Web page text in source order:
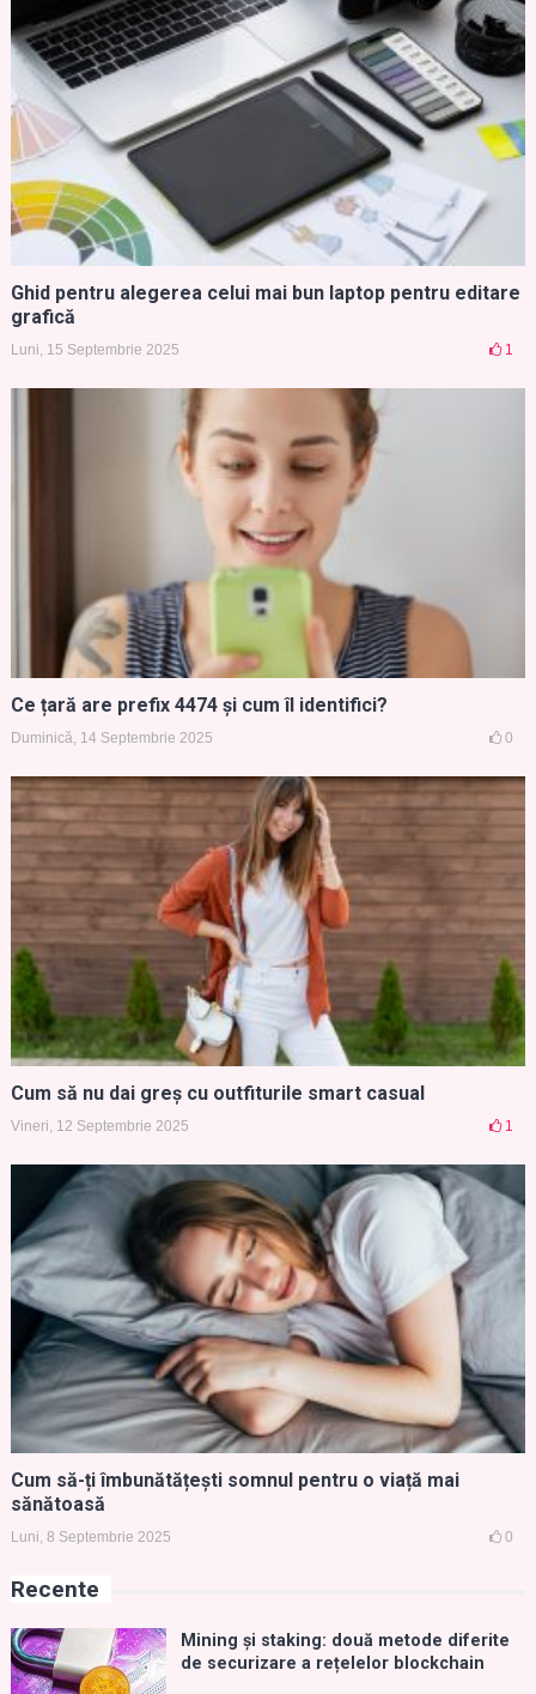
Ghid pentru alegerea celui mai bun laptop pentru editare
grafică
Luni, 15 Septembrie 2025 1
Ce țară are prefix 4474 și cum îl identifici?
Duminică, 14 Septembrie 2025 0
Cum să nu dai greș cu outfiturile smart casual
Vineri, 12 Septembrie 2025 1
Cum să-ți îmbunătățești somnul pentru o viață mai
sănătoasă
Luni, 8 Septembrie 2025 0
Recente
Mining și staking: două metode diferite
de securizare a rețelelor blockchain